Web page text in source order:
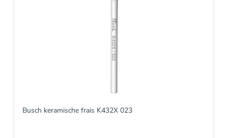
Busch keramische frais K432X 023